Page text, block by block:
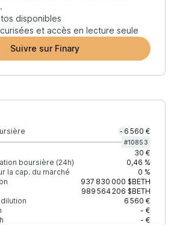
disponibles
et accès en lecture seule
Suivre sur Finary
- 6 560 €
#10853
30 €
boursière (24h)
0,46 %
la cap. du marché
0 %
937 830 000 $BETH
989 564 206 $BETH
6 560 €
- €
- €